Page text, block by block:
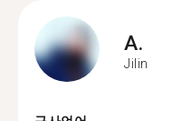
A.
Jilin